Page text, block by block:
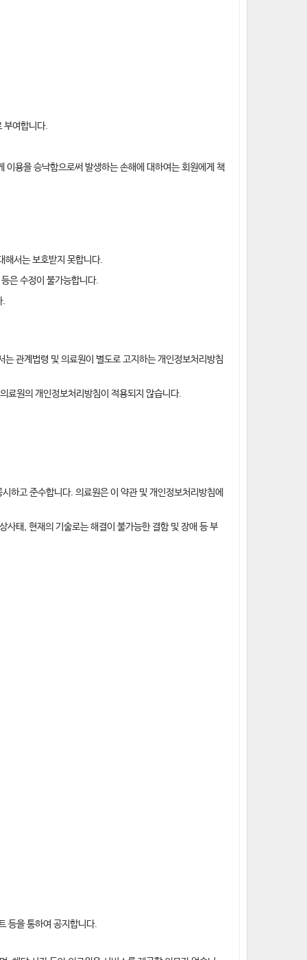
부여합니다.
용을 승낙함으로써 발생하는 손해에 대하여는 회원에게 책
해서는 보호받지 못합니다.
은 수정이 불가능합니다.
.
관계법령 및 의료원이 별도로 고지하는 개인정보처리방침
료원의 개인정보처리방침이 적용되지 않습니다.
하고 준수합니다. 의료원은 이 약관 및 개인정보처리방침에
태, 현재의 기술로는 해결이 불가능한 결함 및 장애 등 부
등을 통하여 공지합니다.